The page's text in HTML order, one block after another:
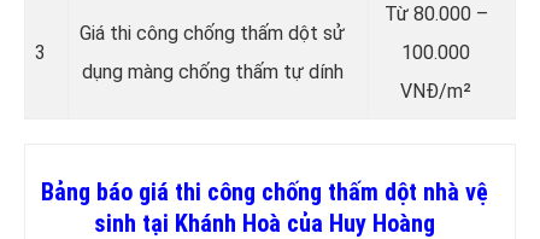
3
Giá thi công chống thấm dột sử
dụng màng chống thấm tự dính
Từ 80.000 –
100.000
VNĐ/m²
Bảng báo giá thi công chống thấm dột nhà vệ
sinh tại Khánh Hoà của Huy Hoàng